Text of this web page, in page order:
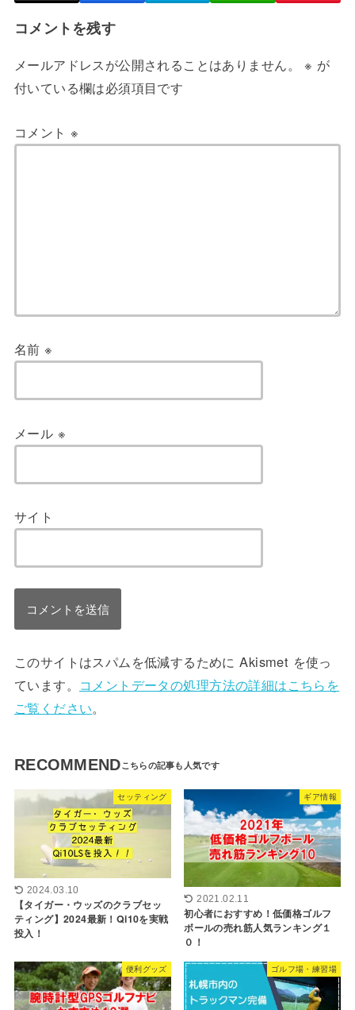
コメントを残す
メールアドレスが公開されることはありません。 ※ が
付いている欄は必須項目です
コメント ※
名前※
メール ※
サイト
このサイトはスパムを低減するために Akismet を使っ
ています。 コメントデータの処理方法の詳細はこちらを
ご覧ください。
RECOMMEND
セッティング
2024.03.10
【タイガー・ウッズのクラブセッ
ティング】2024最新！Qi10を実戦
投入！
ギア情報
2021.02.11
初心者におすすめ！低価格ゴルフ
ボールの売れ筋人気ランキング１
０！
便利グッズ ゴルフ場・練習場